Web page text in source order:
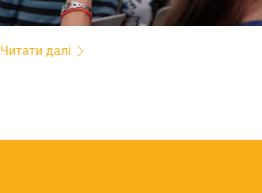
Читати далі